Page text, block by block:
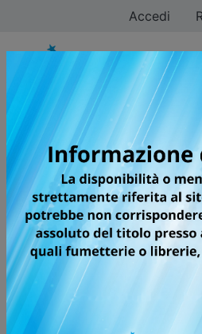
Accedi
VINLAND
UN VERO
BISOGNO DI UNA
🏆Kodansha Manga Award,
🏆Japan Media Arts Festival,
manga)
Europa, Undicesimo Secolo. I
ormai una forza inarrestabile e